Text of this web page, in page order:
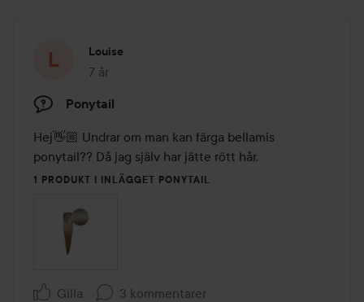
Louise
7 år
Inlägget skapades 7 år
Ponytail
Hej👋🏼 Undrar om man kan färga bellamis
ponytail?? Då jag själv har jätte rött hår.
1 PRODUKT I INLÄGGET PONYTAIL
Gilla 3 kommentarer